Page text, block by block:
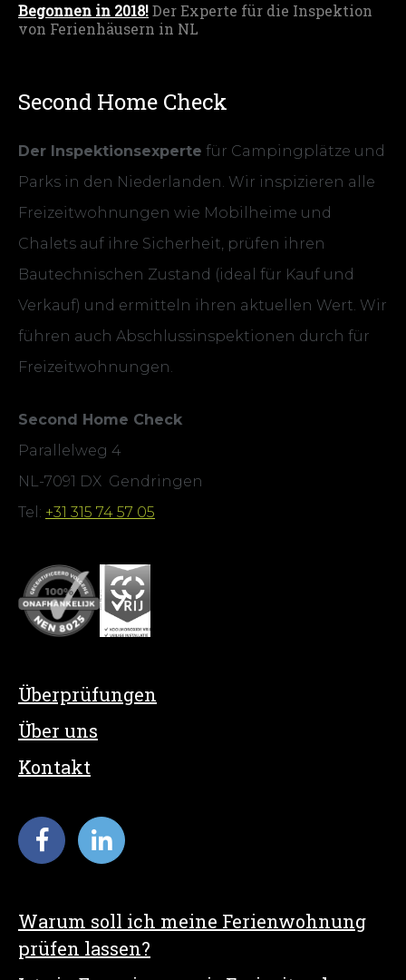
Begonnen in 2018!Der Experte für die Inspektion
von Ferienhäusern in NL
Second Home Check
Der Inspektionsexperte für Campingplätze und
Parks in den Niederlanden. Wir inspizieren alle
Freizeitwohnungen wie Mobilheime und
Chalets auf ihre Sicherheit, prüfen ihren
Bautechnischen Zustand (ideal für Kauf und
Verkauf) und ermitteln ihren aktuellen Wert. Wir
führen auch Abschlussinspektionen durch für
Freizeitwohnungen.
Second Home Check
Parallelweg 4
NL-7091 DX Gendringen
Tel: +31 315 74 57 05
Überprüfungen
Über uns
Kontakt
Warum soll ich meine Ferienwohnung
prüfen lassen?